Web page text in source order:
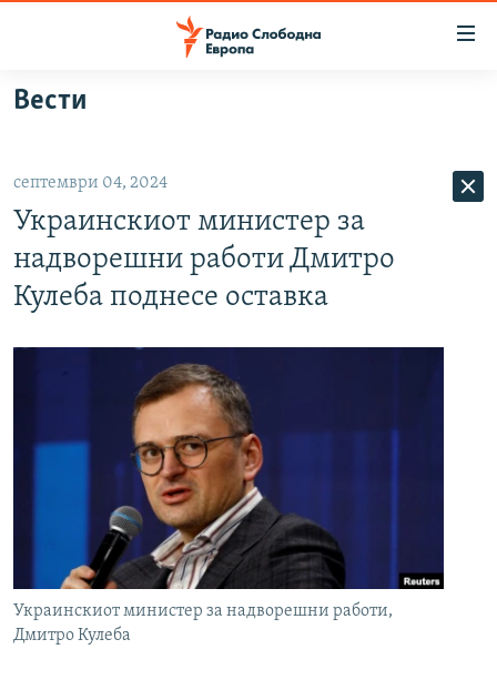
Оди
на
главната
навигација
Премини
на
ВИЗУЕЛНО
ВЕСТИ
ШТО ТРЕБА ДА ЗНАЕТЕ
ПРИЈАВИ СЕ ЗА ЊУЗЛЕТЕР
РСЕ веб страници
Вести
септември 04, 2024
Украинскиот министер за
надворешни работи Дмитро
Кулеба поднесе оставка
Украинскиот министер за надворешни работи,
Дмитро Кулеба